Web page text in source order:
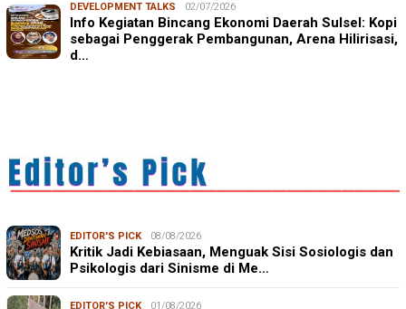
DEVELOPMENT TALKS 02/07/2026
Info Kegiatan Bincang Ekonomi Daerah Sulsel: Kopi
sebagai Penggerak Pembangunan, Arena Hilirisasi,
d…
EDITOR'S PICK 08/08/2026
Kritik Jadi Kebiasaan, Menguak Sisi Sosiologis dan
Psikologis dari Sinisme di Me…
EDITOR'S PICK 01/08/2026